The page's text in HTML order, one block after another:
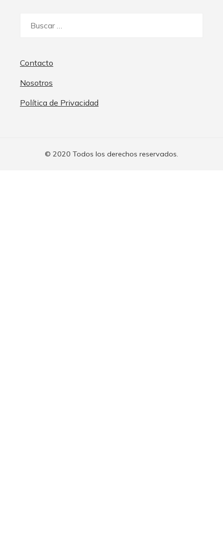
Contacto
Nosotros
Política de Privacidad
© 2020 Todos los derechos reservados.